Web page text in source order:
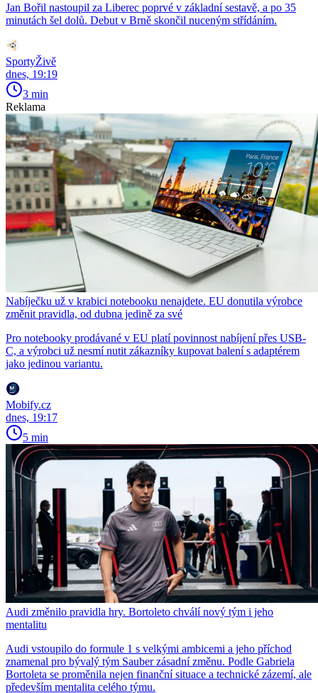
Jan Bořil nastoupil za Liberec poprvé v základní sestavě, a po 35
minutách šel dolů. Debut v Brně skončil nuceným střídáním.
SportyŽivě
dnes, 19:19
3 min
Reklama
Nabíječku už v krabici notebooku nenajdete. EU donutila výrobce
změnit pravidla, od dubna jedině za své
Pro notebooky prodávané v EU platí povinnost nabíjení přes USB-
C, a výrobci už nesmí nutit zákazníky kupovat balení s adaptérem
jako jedinou variantu.
Mobify.cz
dnes, 19:17
5 min
Audi změnilo pravidla hry. Bortoleto chválí nový tým i jeho
mentalitu
Audi vstoupilo do formule 1 s velkými ambicemi a jeho příchod
znamenal pro bývalý tým Sauber zásadní změnu. Podle Gabriela
Bortoleta se proměnila nejen finanční situace a technické zázemí, ale
především mentalita celého týmu.